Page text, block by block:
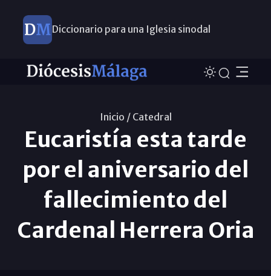
Diccionario para una Iglesia sinodal
Nuevos nombramientos
Inicio / Catedral
Eucaristía esta tarde
por el aniversario del
fallecimiento del
Cardenal Herrera Oria